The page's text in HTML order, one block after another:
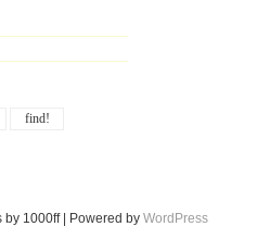
by 1000ff | Powered by WordPress